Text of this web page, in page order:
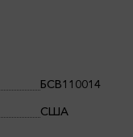
БСВ110014
США